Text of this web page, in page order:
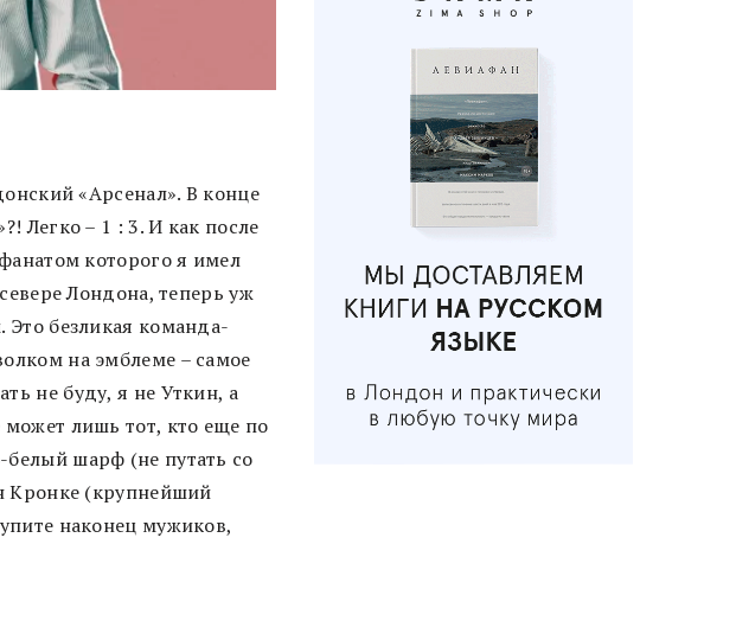
«Арсенал». В конце
Легко – 1 : 3. И как после
которого я имел
Лондона, теперь уж
Это безликая команда-
на эмблеме – самое
не буду, я не Уткин, а
может лишь тот, кто еще по
шарф (не путать со
Кронке (крупнейший
наконец мужиков,